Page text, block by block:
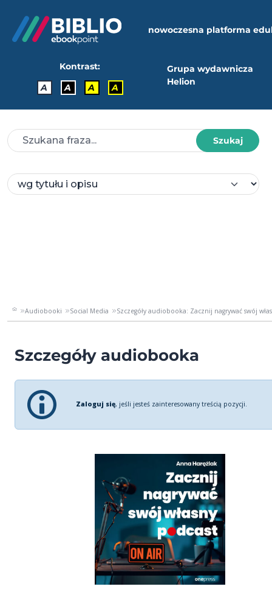
nowoczesna platforma
Kontrast:
A
A A A
Grupa wydawnicza
Helion
Szukaj
Audiobooki Social Media Szczegóły audiobooka: Zacznij nagrywać swój
Szczegóły audiobooka
Zaloguj się, jeśli jesteś zainteresowany treścią pozycji.